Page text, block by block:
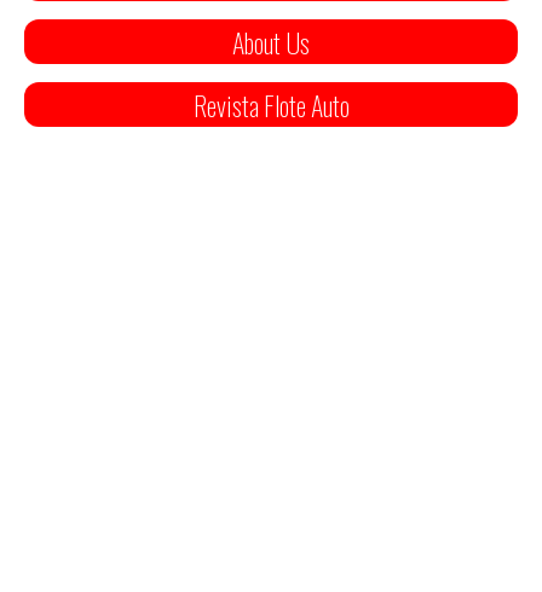
About Us
Revista Flote Auto